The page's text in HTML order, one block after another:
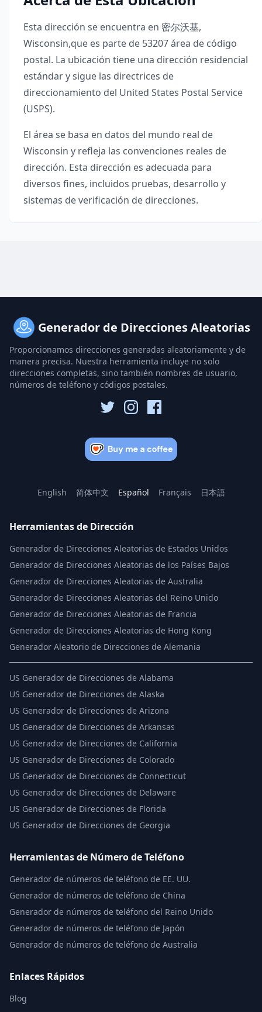
Esta dirección se encuentra en 密尔沃基,
Wisconsin,que es parte de 53207área de código
postal. La ubicación tiene una dirección residencial
estándar y sigue las directrices de
direccionamiento del United States Postal Service
(USPS).
El área se basa en datos del mundo real de
Wisconsin y refleja las convenciones reales de
dirección. Esta dirección es adecuada para
diversos fines, incluidos pruebas, desarrollo y
sistemas de verificación de direcciones.
Generador de Direcciones Aleatorias
Proporcionamos direcciones generadas aleatoriamente y de
manera precisa. Nuestra herramienta incluye no solo
direcciones completas, sino también nombres de usuario,
números de teléfono y códigos postales.
English 简体中文 Español Français 日本語
Herramientas de Dirección
Generador de Direcciones Aleatorias de Estados Unidos
Generador de Direcciones Aleatorias de los Países Bajos
Generador de Direcciones Aleatorias de Australia
Generador de Direcciones Aleatorias del Reino Unido
Generador de Direcciones Aleatorias de Francia
Generador de Direcciones Aleatorias de Hong Kong
Generador Aleatorio de Direcciones de Alemania
US Generador de Direcciones de Alabama
US Generador de Direcciones de Alaska
US Generador de Direcciones de Arizona
US Generador de Direcciones de Arkansas
US Generador de Direcciones de California
US Generador de Direcciones de Colorado
US Generador de Direcciones de Connecticut
US Generador de Direcciones de Delaware
US Generador de Direcciones de Florida
US Generador de Direcciones de Georgia
Herramientas de Número de Teléfono
Generador de números de teléfono de EE. UU.
Generador de números de teléfono de China
Generador de números de teléfono del Reino Unido
Generador de números de teléfono de Japón
Generador de números de teléfono de Australia
Enlaces Rápidos
Blog